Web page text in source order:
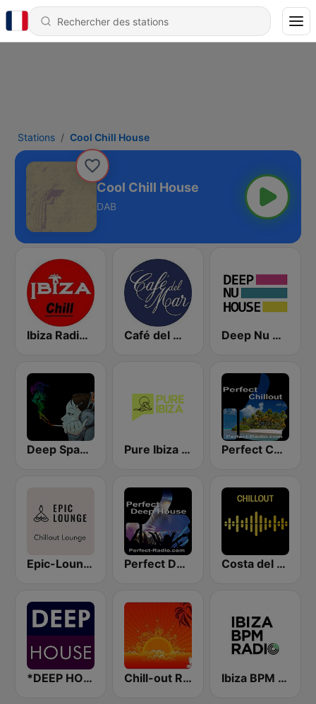
Stations Cool Chill House
Cool Chill House
DAB
Ibiza Radios - Chill Café del Mar Chill Deep Nu House Radio by SO&SO
Deep Space Chill Pure Ibiza Radio Perfect Chillout
Epic-Lounge - Chillout Lounge Perfect Deep House Costa del Mar Chillout
*DEEP HOUSE Chill-out Radio Ibiza BPM Radio